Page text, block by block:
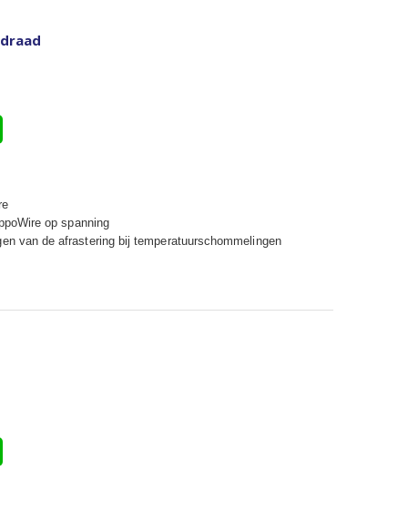
op spanning
van de afrastering bij temperatuurschommelingen